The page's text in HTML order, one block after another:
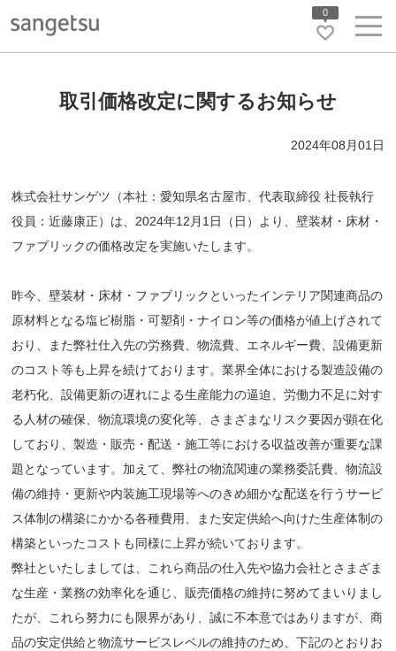
0
取引価格改定に関するお知らせ
2024年08月01日
株式会社サンゲツ（本社：愛知県名古屋市、代表取締役 社長執行
役員：近藤康正）は、2024年12月1日（日）より、壁装材・床材・
ファブリックの価格改定を実施いたします。
昨今、壁装材・床材・ファブリックといったインテリア関連商品の
原材料となる塩ビ樹脂・可塑剤・ナイロン等の価格が値上げされて
おり、また弊社仕入先の労務費、物流費、エネルギー費、設備更新
のコスト等も上昇を続けております。業界全体における製造設備の
老朽化、設備更新の遅れによる生産能力の逼迫、労働力不足に対す
る人材の確保、物流環境の変化等、さまざまなリスク要因が顕在化
しており、製造・販売・配送・施工等における収益改善が重要な課
題となっています。加えて、弊社の物流関連の業務委託費、物流設
備の維持・更新や内装施工現場等へのきめ細かな配送を行うサービ
ス体制の構築にかかる各種費用、また安定供給へ向けた生産体制の
構築といったコストも同様に上昇が続いております。
弊社といたしましては、これら商品の仕入先や協力会社とさまざま
な生産・業務の効率化を通じ、販売価格の維持に努めてまいりまし
たが、これら努力にも限界があり、誠に不本意ではありますが、商
品の安定供給と物流サービスレベルの維持のため、下記のとおりお